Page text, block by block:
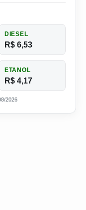
DIESEL
R$ 6,53
ETANOL
R$ 4,17
2026